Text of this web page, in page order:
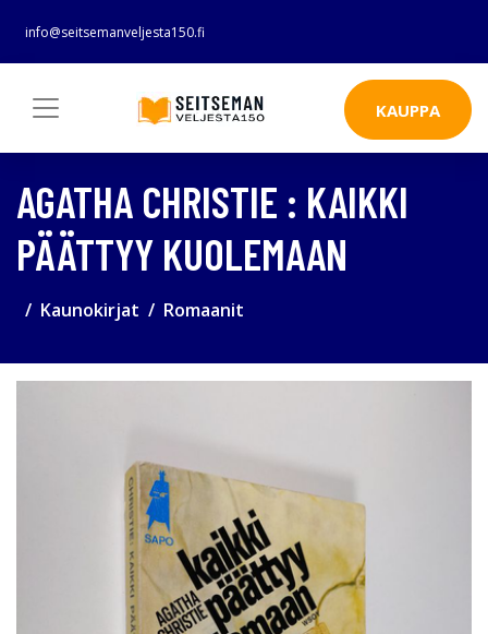
info@seitsemanveljesta150.fi
KAUPPA
AGATHA CHRISTIE : KAIKKI
PÄÄTTYY KUOLEMAAN
Kaunokirjat Romaanit